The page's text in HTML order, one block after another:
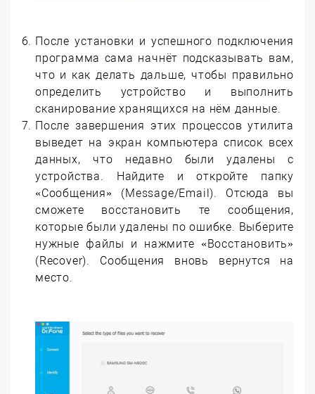
После установки и успешного подключения
программа сама начнёт подсказывать вам,
что и как делать дальше, чтобы правильно
определить устройство и выполнить
сканирование хранящихся на нём данные.
После завершения этих процессов утилита
выведет на экран компьютера список всех
данных, что недавно были удалены с
устройства. Найдите и откройте папку
«Сообщения» (Message/Email). Отсюда вы
сможете восстановить те сообщения,
которые были удалены по ошибке. Выберите
нужные файлы и нажмите «Восстановить»
(Recover). Сообщения вновь вернутся на
место.